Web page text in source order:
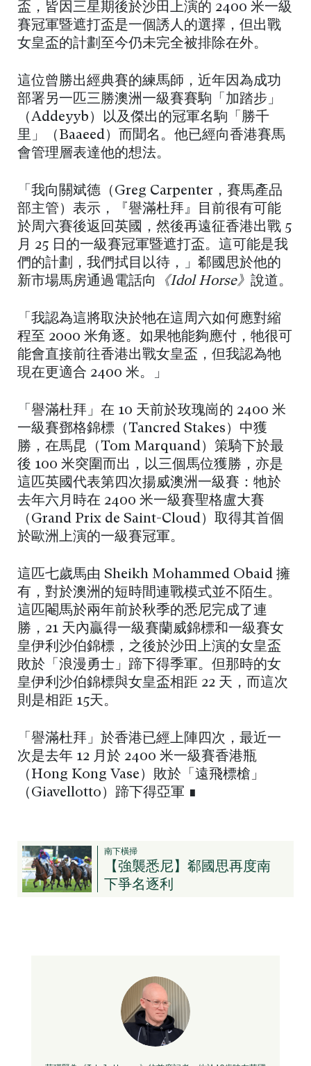
盃，皆因三星期後於沙田上演的 2400 米一級
賽冠軍暨遮打盃是一個誘人的選擇，但出戰
女皇盃的計劃至今仍未完全被排除在外。
這位曾勝出經典賽的練馬師，近年因為成功
部署另一匹三勝澳洲一級賽賽駒「加踏步」
（Addeyyb）以及傑出的冠軍名駒「勝千
里」（Baaeed）而聞名。他已經向香港賽馬
會管理層表達他的想法。
「我向關斌德（Greg Carpenter，賽馬產品
部主管）表示，『譽滿杜拜』目前很有可能
於周六賽後返回英國，然後再遠征香港出戰 5
月 25 日的一級賽冠軍暨遮打盃。這可能是我
們的計劃，我們拭目以待，」郗國思於他的
新市場馬房通過電話向
《Idol Horse》 說道。
「我認為這將取決於牠在這周六如何應對縮
程至 2000 米角逐。如果牠能夠應付，牠很可
能會直接前往香港出戰女皇盃，但我認為牠
現在更適合 2400 米。」
「譽滿杜拜」在 10 天前於玫瑰崗的 2400 米
一級賽鄧格錦標（Tancred Stakes）中獲
勝，在馬昆（Tom Marquand）策騎下於最
後 100 米突圍而出，以三個馬位獲勝，亦是
這匹英國代表第四次揚威澳洲一級賽：牠於
去年六月時在 2400 米一級賽聖格盧大賽
（Grand Prix de Saint-Cloud）取得其首個
於歐洲上演的一級賽冠軍。
這匹七歲馬由 Sheikh Mohammed Obaid 擁
有，對於澳洲的短時間連戰模式並不陌生。
這匹閹馬於兩年前於秋季的悉尼完成了連
勝，21 天內贏得一級賽蘭威錦標和一級賽女
皇伊利沙伯錦標，之後於沙田上演的女皇盃
敗於「浪漫勇士」蹄下得季軍。但那時的女
皇伊利沙伯錦標與女皇盃相距 22 天，而這次
則是相距 15天。
「譽滿杜拜」於香港已經上陣四次，最近一
次是去年 12 月於 2400 米一級賽香港瓶
（Hong Kong Vase）敗於「遠飛標槍」
（Giavellotto）蹄下得亞軍 ∎
南下橫掃
【強襲悉尼】郗國思再度南
下爭名逐利